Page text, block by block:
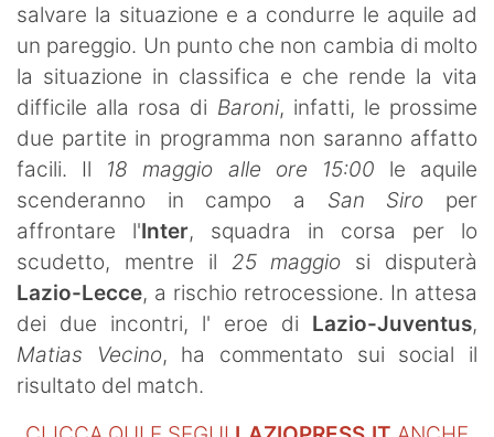
salvare la situazione e a condurre le aquile ad
un pareggio. Un punto che non cambia di molto
la situazione in classifica e che rende la vita
difficile alla rosa di Baroni, infatti, le prossime
due partite in programma non saranno affatto
facili. Il 18 maggio alle ore 15:00 le aquile
scenderanno in campo a San Siro per
affrontare l'Inter, squadra in corsa per lo
scudetto, mentre il 25 maggio si disputerà
Lazio-Lecce, a rischio retrocessione. In attesa
dei due incontri, l' eroe di Lazio-Juventus,
Matias Vecino, ha commentato sui social il
risultato del match.